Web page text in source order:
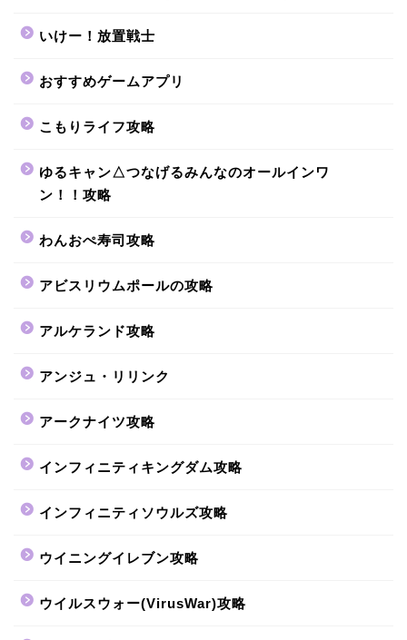
いけー！放置戦士
おすすめゲームアプリ
こもりライフ攻略
ゆるキャン△つなげるみんなのオールインワ
ン！！攻略
わんおぺ寿司攻略
アビスリウムポールの攻略
アルケランド攻略
アンジュ・リリンク
アークナイツ攻略
インフィニティキングダム攻略
インフィニティソウルズ攻略
ウイニングイレブン攻略
ウイルスウォー(VirusWar)攻略